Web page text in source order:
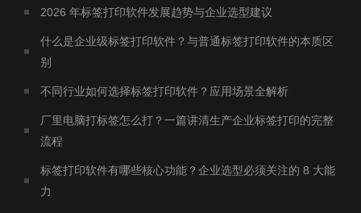
2026 年标签打印软件发展趋势与企业选型建议
什么是企业级标签打印软件？与普通标签打印软件的本质区
别
不同行业如何选择标签打印软件？应用场景全解析
厂里电脑打标签怎么打？一篇讲清生产企业标签打印的完整
流程
标签打印软件有哪些核心功能？企业选型必须关注的 8 大能
力